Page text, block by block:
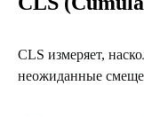
CLS измеряет,
неожиданные